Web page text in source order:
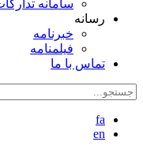
سامانه
رسانه
خبرنامه
فیلمنامه
تماس با ما
fa
en